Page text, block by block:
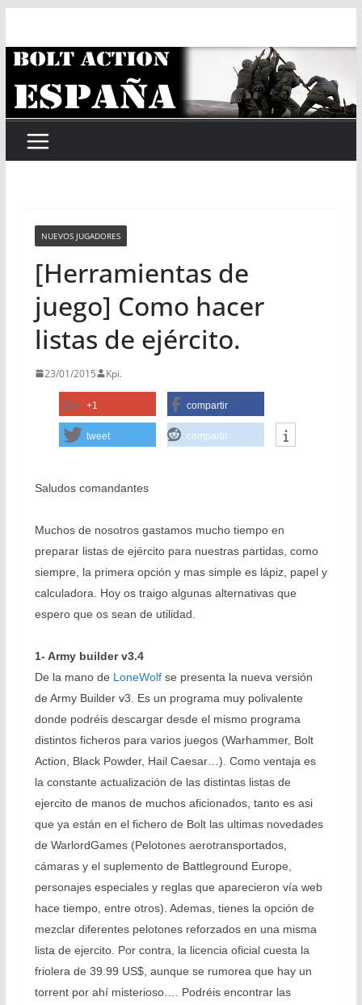
contenido
NUEVOS JUGADORES
[Herramientas de
juego] Como hacer
listas de ejército.
23/01/2015 Kpi.
+1 compartir
tweet compartir
Saludos comandantes
Muchos de nosotros gastamos mucho tiempo en
preparar listas de ejército para nuestras partidas, como
siempre, la primera opción y mas simple es lápiz, papel y
calculadora. Hoy os traigo algunas alternativas que
espero que os sean de utilidad.
1- Army builder v3.4
De la mano de LoneWolfse presenta la nueva versión
de Army Builder v3. Es un programa muy polivalente
donde podréis descargar desde el mismo programa
distintos ficheros para varios juegos (Warhammer, Bolt
Action, Black Powder, Hail Caesar…). Como ventaja es
la constante actualización de las distintas listas de
ejercito de manos de muchos aficionados, tanto es asi
que ya están en el fichero de Bolt las ultimas novedades
de WarlordGames (Pelotones aerotransportados,
cámaras y el suplemento de Battleground Europe,
personajes especiales y reglas que aparecieron vía web
hace tiempo, entre otros). Ademas, tienes la opción de
mezclar diferentes pelotones reforzados en una misma
lista de ejercito. Por contra, la licencia oficial cuesta la
friolera de 39.99 US$, aunque se rumorea que hay un
torrent por ahí misterioso…. Podréis encontrar las